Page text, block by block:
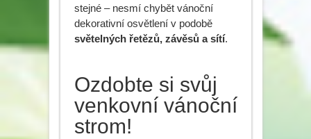
stejné – nesmí chybět vánoční
dekorativní osvětlení v podobě
světelných řetězů, závěsů a sítí.
Ozdobte si svůj
venkovní vánoční
strom!